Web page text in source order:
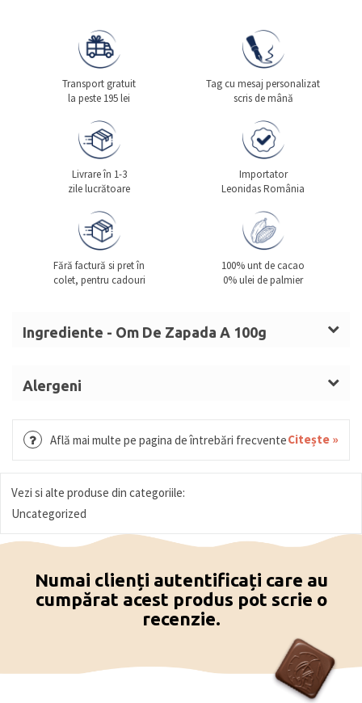
Transport gratuit
la peste 195 lei
Tag cu mesaj personalizat
scris de mână
Livrare în 1-3
zile lucrătoare
Importator
Leonidas România
Fără factură si pret în
colet, pentru cadouri
100% unt de cacao
0% ulei de palmier
Ingrediente - Om De Zapada A 100g
cacao, emulgator (lecitină de
substanțe solide de cacao). Ciocolată neagră (min.
54% solide de cacao). Ciocolată colorată (min. 25%
Alergeni
(alune, migdale, fistic, nuci).
Află mai multe pe pagina de întrebări frecventeCitește »
Vezi si alte produse din categoriile:
Uncategorized
Numai clienți autentificați care au
cumpărat acest produs pot scrie o
recenzie.